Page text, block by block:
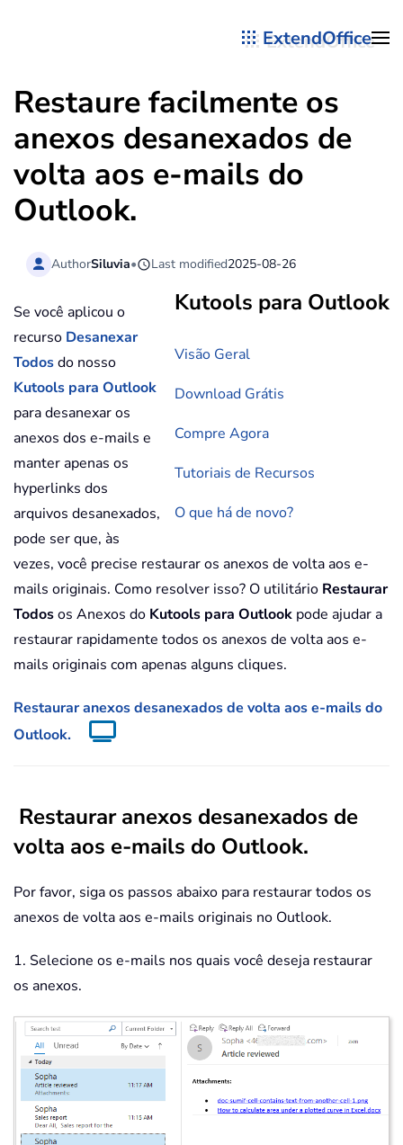
ExtendOffice
Restaure facilmente os
anexos desanexados de
volta aos e-mails do
Outlook.
AuthorSiluvia• Last modified2025-08-26
Kutools para Outlook
Visão Geral
Download Grátis
Compre Agora
Tutoriais de Recursos
O que há de novo?
Se você aplicou o
recurso Desanexar
Todosdo nosso
Kutools para Outlook
para desanexar os
anexos dos e-mails e
manter apenas os
hyperlinks dos
arquivos desanexados,
pode ser que, às
vezes, você precise restaurar os anexos de volta aos e-
mails originais. Como resolver isso? O utilitário Restaurar
Todosos Anexos do Kutools para Outlook pode ajudar a
restaurar rapidamente todos os anexos de volta aos e-
mails originais com apenas alguns cliques.
Restaurar anexos desanexados de volta aos e-mails do
Outlook.
Restaurar anexos desanexados de
volta aos e-mails do Outlook.
Por favor, siga os passos abaixo para restaurar todos os
anexos de volta aos e-mails originais no Outlook.
1. Selecione os e-mails nos quais você deseja restaurar
os anexos.